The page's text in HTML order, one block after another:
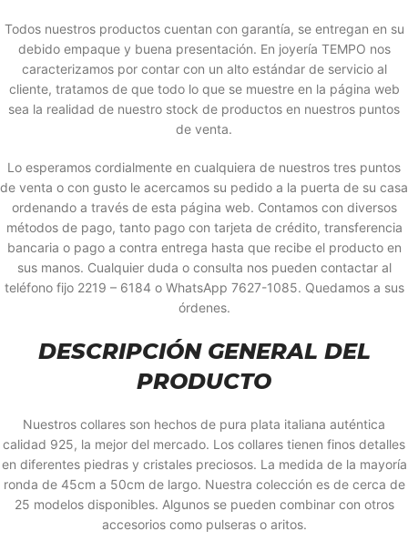
Todos nuestros productos cuentan con garantía, se entregan en su
debido empaque y buena presentación. En joyería TEMPO nos
caracterizamos por contar con un alto estándar de servicio al
cliente, tratamos de que todo lo que se muestre en la página web
sea la realidad de nuestro stock de productos en nuestros puntos
de venta.
Lo esperamos cordialmente en cualquiera de nuestros tres puntos
de venta o con gusto le acercamos su pedido a la puerta de su casa
ordenando a través de esta página web. Contamos con diversos
métodos de pago, tanto pago con tarjeta de crédito, transferencia
bancaria o pago a contra entrega hasta que recibe el producto en
sus manos. Cualquier duda o consulta nos pueden contactar al
teléfono fijo 2219 – 6184 o WhatsApp 7627-1085. Quedamos a sus
órdenes.
DESCRIPCIÓN GENERAL DEL
PRODUCTO
Nuestros collares son hechos de pura plata italiana auténtica
calidad 925, la mejor del mercado. Los collares tienen finos detalles
en diferentes piedras y cristales preciosos. La medida de la mayoría
ronda de 45cm a 50cm de largo. Nuestra colección es de cerca de
25 modelos disponibles. Algunos se pueden combinar con otros
accesorios como pulseras o aritos.